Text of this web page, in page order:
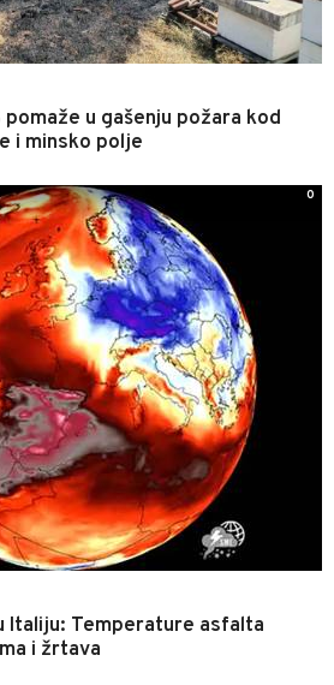
u gašenju požara kod
i minsko polje
Italiju: Temperature asfalta
i žrtava
0